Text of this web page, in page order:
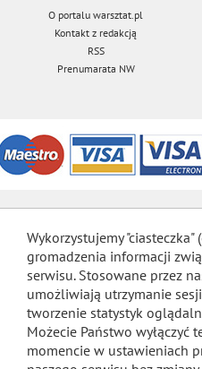
O portalu warsztat.pl
Kontakt z redakcją
RSS
Prenumarata NW
Wykorzystujemy "ciasteczka"
gromadzenia informacji
serwisu. Stosowane przez
umożliwiają utrzymanie
tworzenie statystyk
Możecie Państwo
momencie w ustawieniach